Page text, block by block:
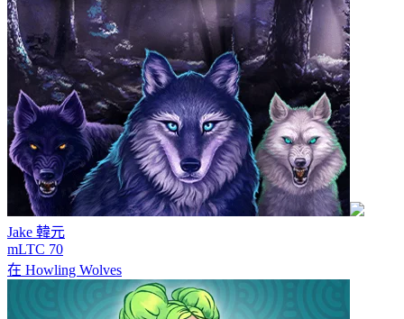
Jake 韓元
mLTC 70
在 Howling Wolves